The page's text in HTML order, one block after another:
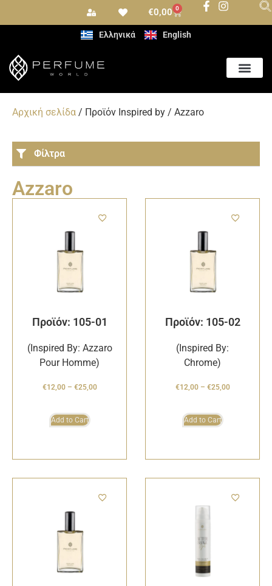
€0,00 0
Ελληνικά English
Αρχική σελίδα / Προϊόν Inspired by / Azzaro
Φίλτρα
Azzaro
Προϊόν: 105-01
(Inspired By: Azzaro
Pour Homme)
€12,00 – €25,00
Add to Cart
Προϊόν: 105-02
(Inspired By:
Chrome)
€12,00 – €25,00
Add to Cart